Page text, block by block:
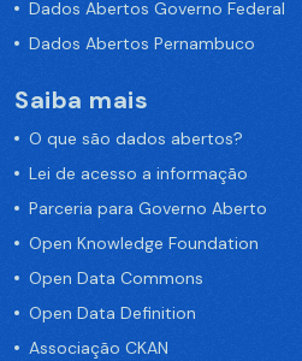
Dados Abertos Governo Federal
Dados Abertos Pernambuco
Saiba mais
O que são dados abertos?
Lei de acesso a informação
Parceria para Governo Aberto
Open Knowledge Foundation
Open Data Commons
Open Data Definition
Associação CKAN